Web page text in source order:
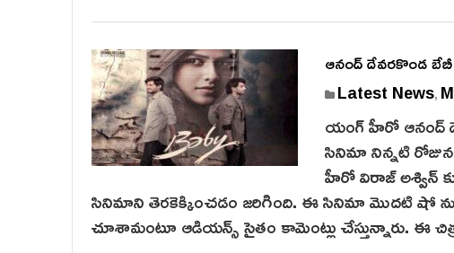
ఆనంద్ దేవరకొండ
Latest News,
యంగ్ హీరో ఆనంద్
సినిమా నిన్నటి
హీరో విరాజ్ అశ్విన్
సినిమాని తెరకెక్కించడం జరిగింది. ఈ సినిమా మొదటి షో
చూశామంటూ ఆడియన్స్ సైతం కామెంట్లు చేస్తున్నారు. ఈ